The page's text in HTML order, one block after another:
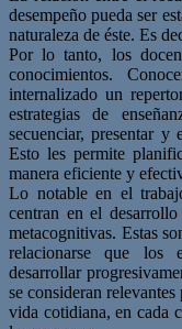
desempeño pueda ser
naturaleza de éste. Es
Por lo tanto, los
conocimientos.
internalizado un
estrategias de
secuenciar, presentar y
Esto les permite
manera eficiente y
Lo notable en el
centran en el
metacognitivas. Estas
relacionarse que los
desarrollar
se consideran
vida cotidiana, en cada